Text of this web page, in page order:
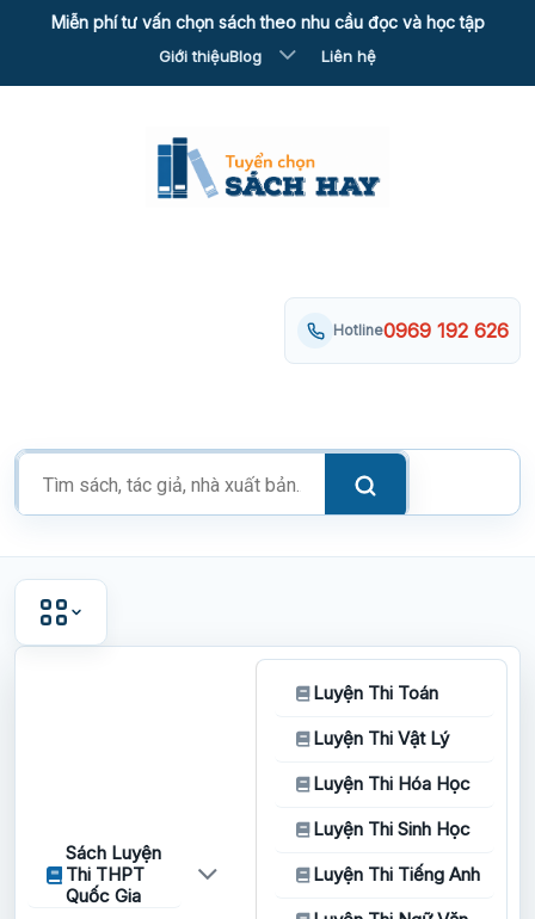
Miễn phí tư vấn chọn sách theo nhu cầu đọc và học tập
Giới thiệuBlog Liên hệ
Tìm
kiếm
phẩm
Hotline0969 192 626
Sách Luyện
Thi THPT
Quốc Gia
Luyện Thi Toán
Luyện Thi Vật Lý
Luyện Thi Hóa Học
Luyện Thi Sinh Học
Luyện Thi Tiếng Anh